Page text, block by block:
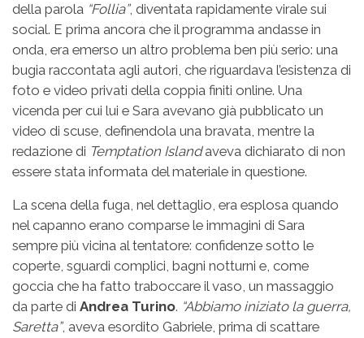
della parola “Follia”, diventata rapidamente virale sui
social. E prima ancora che il programma andasse in
onda, era emerso un altro problema ben più serio: una
bugia raccontata agli autori, che riguardava l’esistenza di
foto e video privati della coppia finiti online. Una
vicenda per cui lui e Sara avevano già pubblicato un
video di scuse, definendola una bravata, mentre la
redazione di Temptation Islandaveva dichiarato di non
essere stata informata del materiale in questione.
La scena della fuga, nel dettaglio, era esplosa quando
nel capanno erano comparse le immagini di Sara
sempre più vicina al tentatore: confidenze sotto le
coperte, sguardi complici, bagni notturni e, come
goccia che ha fatto traboccare il vaso, un massaggio
da parte di Andrea Turino. “Abbiamo iniziato la guerra,
Saretta”, aveva esordito Gabriele, prima di scattare